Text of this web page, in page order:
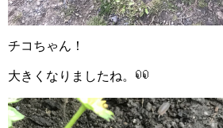
チコちゃん！
大きくなりましたね。